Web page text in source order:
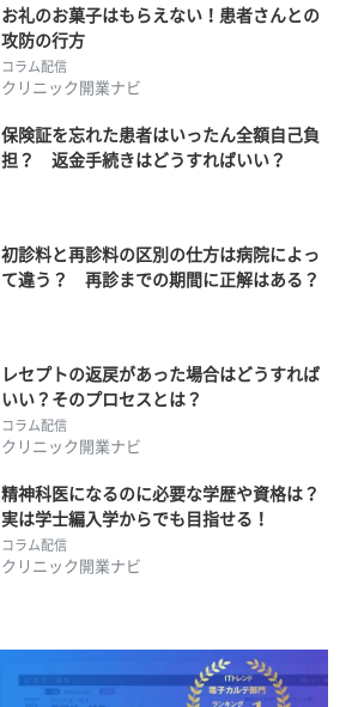
お礼のお菓子はもらえない！患者さんとの
攻防の行方
コラム配信
クリニック開業ナビ
保険証を忘れた患者はいったん全額自己負
担？ 返金手続きはどうすればいい？
初診料と再診料の区別の仕方は病院によっ
て違う？ 再診までの期間に正解はある？
レセプトの返戻があった場合はどうすれば
いい？そのプロセスとは？
コラム配信
クリニック開業ナビ
精神科医になるのに必要な学歴や資格は？
実は学士編入学からでも目指せる！
コラム配信
クリニック開業ナビ